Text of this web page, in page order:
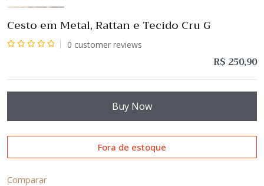
Cesto em Metal, Rattan e Tecido Cru G
0 customer reviews
R$ 250,90
Buy Now
Fora de estoque
Comparar